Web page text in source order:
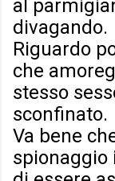
al
divagando.
Riguardo
che
stesso
sconfinato.
Va bene
spionaggio